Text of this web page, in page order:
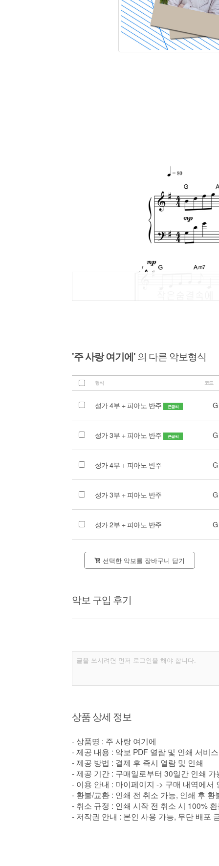
'주 사랑 여기에'의 다른 악보형식
형식 코드
성가 4부 + 피아노 반주 큰글씨
성가 3부 + 피아노 반주 큰글씨
성가 4부 + 피아노 반주
성가 3부 + 피아노 반주
성가 2부 + 피아노 반주
선택한 악보를 장바구니 담기
악보 구입 후기
상품 상세 정보
- 상품명 : 주 사랑 여기에
- 제공 내용 : 악보 PDF 열람 및 인쇄 서비스
- 제공 방법 : 결제 후 즉시 열람 및 인쇄
- 제공 기간 : 구매일로부터 30일간 인쇄
- 이용 안내 : 마이페이지 -> 구매 내역에서
- 환불/교환 : 인쇄 전 취소 가능, 인쇄 후 환
- 취소 규정 : 인쇄 시작 전 취소 시 100%
- 저작권 안내 : 본인 사용 가능, 무단 배포